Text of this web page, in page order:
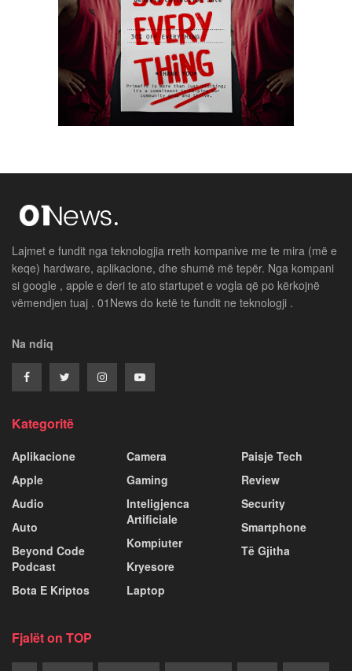
Lajmet e fundit nga teknologjia rreth kompanive me te mira (më e
keqe) hardware, aplikacione, dhe shumë më tepër. Nga kompani
si google , apple e deri te ato startupet e vogla që po kërkojnë
vëmendjen tuaj . 01News do ketë te fundit ne teknologji .
Na ndiq
Kategoritë
Aplikacione
Apple
Audio
Auto
Beyond Code
Podcast
Bota E Kriptos
Camera
Gaming
Inteligjenca
Artificiale
Kompiuter
Kryesore
Laptop
Paisje Tech
Review
Security
Smartphone
Të Gjitha
Fjalët on TOP